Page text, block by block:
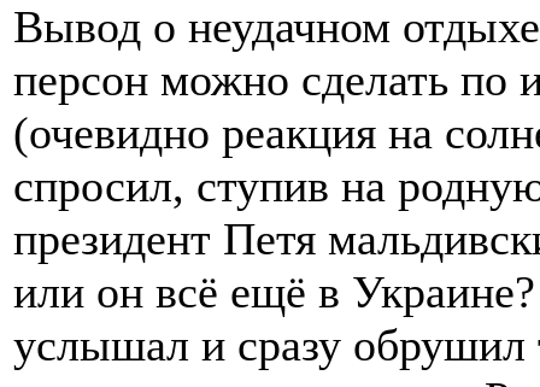
Вывод о неудачном
персон можно сделать по
(очевидно реакция на
спросил, ступив на
президент Петя
или он всё ещё в
услышал и сразу обрушил